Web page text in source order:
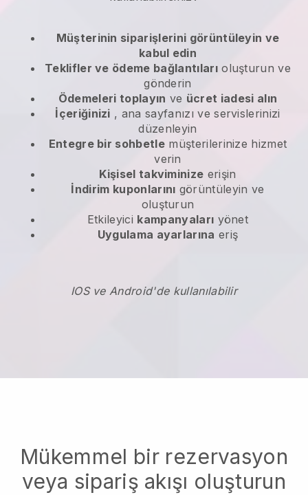
Müşterinin siparişlerini görüntüleyin ve
kabul edin
Teklifler ve ödeme bağlantılarıoluşturun ve
gönderin
Ödemeleri toplayın ve ücret iadesi alın
İçeriğinizi , ana sayfanızı ve servislerinizi
düzenleyin
Entegre bir sohbetle müşterilerinize hizmet
verin
Kişisel takviminize erişin
İndirim kuponlarını görüntüleyin ve
oluşturun
Etkileyici kampanyaları yönet
Uygulama ayarlarına eriş
IOS ve Android'de kullanılabilir
Mükemmel bir rezervasyon
veya sipariş akışı oluşturun